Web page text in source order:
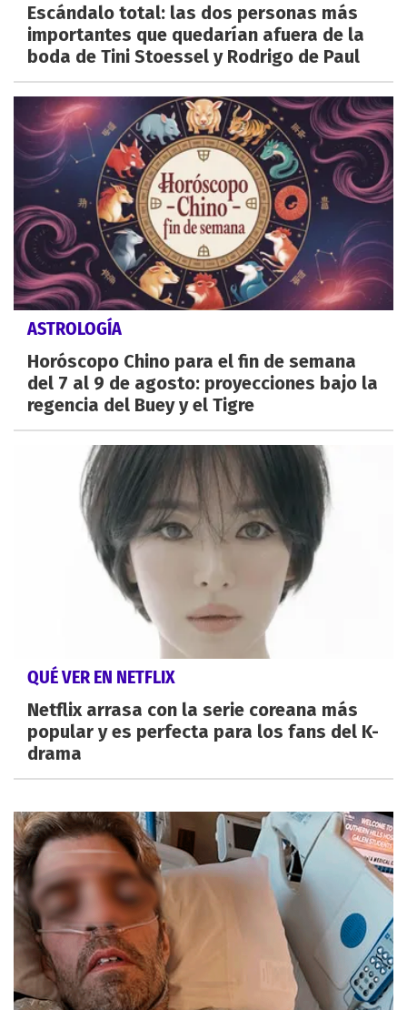
Escándalo total: las dos personas más
importantes que quedarían afuera de la
boda de Tini Stoessel y Rodrigo de Paul
ASTROLOGÍA
Horóscopo Chino para el fin de semana
del 7 al 9 de agosto: proyecciones bajo la
regencia del Buey y el Tigre
QUÉ VER EN NETFLIX
Netflix arrasa con la serie coreana más
popular y es perfecta para los fans del K-
drama